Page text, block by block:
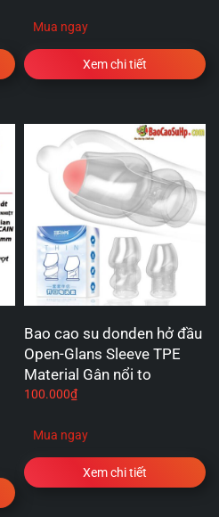
Mua ngay
Xem chi tiết
Bao cao su donden hở đầu
Open-Glans Sleeve TPE
Material Gân nổi to
100.000₫
Mua ngay
Xem chi tiết